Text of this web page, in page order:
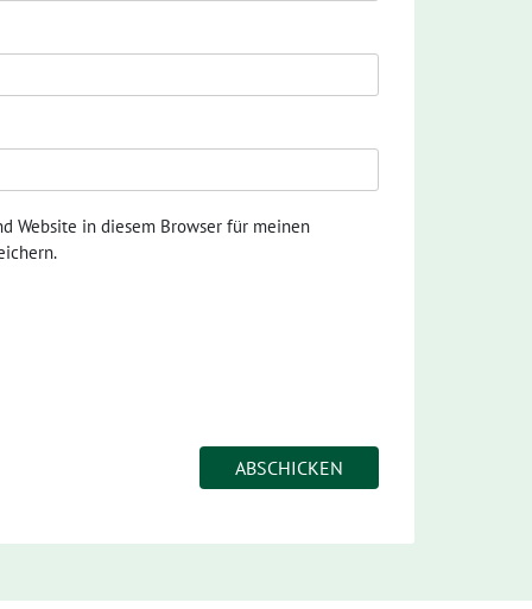
Website in diesem Browser für meinen